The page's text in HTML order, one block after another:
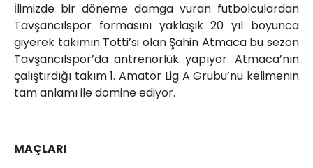
İlimizde bir döneme damga vuran futbolculardan
Tavşancılspor formasını yaklaşık 20 yıl boyunca
giyerek takımın Totti’si olan Şahin Atmaca bu sezon
Tavşancılspor’da antrenörlük yapıyor. Atmaca’nın
çalıştırdığı takım 1. Amatör Lig A Grubu’nu kelimenin
tam anlamı ile domine ediyor.
MAÇLARI